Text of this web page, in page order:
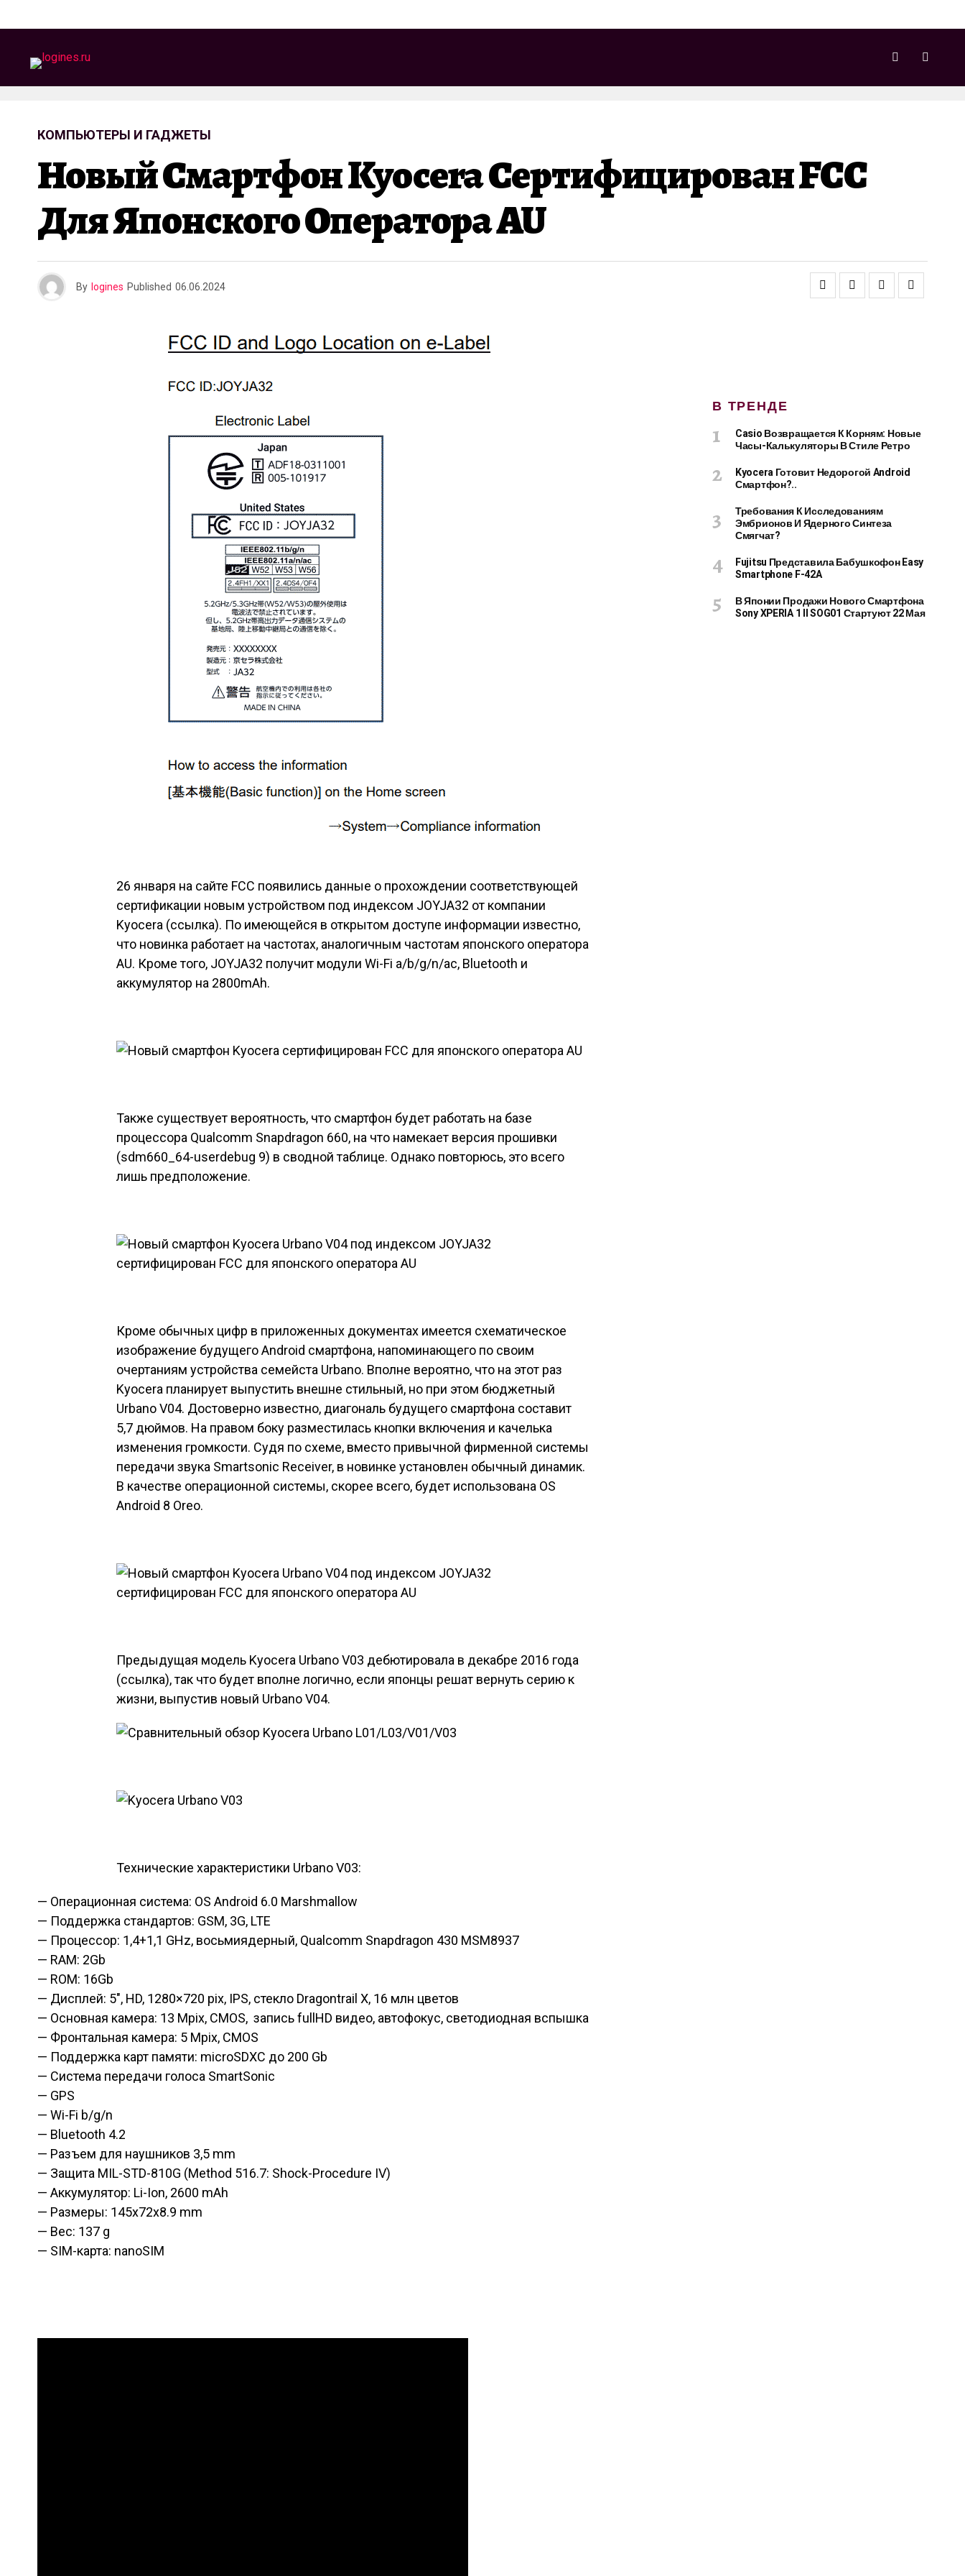
КОМПЬЮТЕРЫ И ГАДЖЕТЫ
Новый Смартфон Kyocera Сертифицирован FCC
Для Японского Оператора AU
By logines Published 06.06.2024
26 января на сайте FCC появились данные о прохождении соответствующей
сертификации новым устройством под индексом JOYJA32 от компании
Kyocera (ссылка). По имеющейся в открытом доступе информации известно,
что новинка работает на частотах, аналогичным частотам японского оператора
AU. Кроме того, JOYJA32 получит модули Wi-Fi a/b/g/n/ac, Bluetooth и
аккумулятор на 2800mAh.
Также существует вероятность, что смартфон будет работать на базе
процессора Qualcomm Snapdragon 660, на что намекает версия прошивки
(sdm660_64-userdebug 9) в сводной таблице. Однако повторюсь, это всего
лишь предположение.
Кроме обычных цифр в приложенных документах имеется схематическое
изображение будущего Android смартфона, напоминающего по своим
очертаниям устройства семейста Urbano. Вполне вероятно, что на этот раз
Kyocera планирует выпустить внешне стильный, но при этом бюджетный
Urbano V04. Достоверно известно, диагональ будущего смартфона составит
5,7 дюймов. На правом боку разместилась кнопки включения и качелька
изменения громкости. Судя по схеме, вместо привычной фирменной системы
передачи звука Smartsonic Receiver, в новинке установлен обычный динамик.
В качестве операционной системы, скорее всего, будет использована OS
Android 8 Oreo.
Предыдущая модель Kyocera Urbano V03 дебютировала в декабре 2016 года
(ссылка), так что будет вполне логично, если японцы решат вернуть серию к
жизни, выпустив новый Urbano V04.
Технические характеристики Urbano V03:
— Операционная система: OS Android 6.0 Marshmallow
— Поддержка стандартов: GSM, 3G, LTE
— Процессор: 1,4+1,1 GHz, восьмиядерный, Qualcomm Snapdragon 430 MSM8937
— RAM: 2Gb
— ROM: 16Gb
— Дисплей: 5″, HD, 1280×720 pix, IPS, стекло Dragontrail X, 16 млн цветов
— Основная камера: 13 Mpix, CMOS, запись fullHD видео, автофокус, светодиодная вспышка
— Фронтальная камера: 5 Mpix, CMOS
— Поддержка карт памяти: microSDXC до 200 Gb
— Система передачи голоса SmartSonic
— GPS
— Wi-Fi b/g/n
— Bluetooth 4.2
— Разъем для наушников 3,5 mm
— Защита MIL-STD-810G (Method 516.7: Shock-Procedure IV)
— Аккумулятор: Li-Ion, 2600 mAh
— Размеры: 145x72x8.9 mm
— Вес: 137 g
— SIM-карта: nanoSIM
В ТРЕНДЕ
Casio Возвращается К Корням: Новые
Часы-Калькуляторы В Стиле Ретро
Kyocera Готовит Недорогой Android
Смартфон?..
Требования К Исследованиям
Эмбрионов И Ядерного Синтеза
Смягчат?
Fujitsu Представила Бабушкофон Easy
Smartphone F-42A
В Японии Продажи Нового Смартфона
Sony XPERIA 1 II SOG01 Стартуют 22 Мая